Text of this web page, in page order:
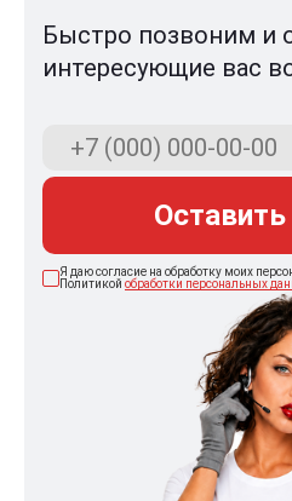
Быстро позвоним и
интересующие вас
Я даю согласие на обработку моих
Политикой обработки персональных